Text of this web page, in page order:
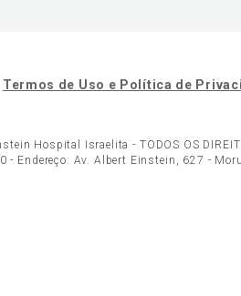
Termos de Uso e Política de
Hospital Israelita - TODOS OS
- Endereço: Av. Albert Einstein, 627 -